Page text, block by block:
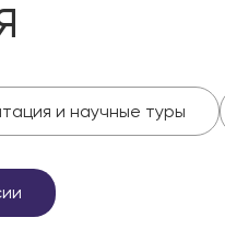
и научные туры